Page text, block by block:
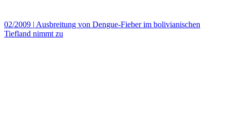
02/2009 | Ausbreitung von Dengue-Fieber im bolivianischen
Tiefland nimmt zu